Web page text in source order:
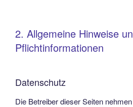
2. Allgemeine Hinweise
Pflichtinformationen
Datenschutz
Die Betreiber dieser Seiten